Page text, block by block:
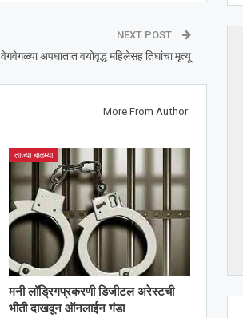
NEXT POST
वेगवेगळ्या अपघातात वयोवृद्ध महिलेसह तिघांचा मृत्यू
More From Author
ताज्या बातम्या
मनी लॉड्रिगप्रकरणी डिजीटल अरेस्टची
भीती दाखवून ऑनलाईन गंडा